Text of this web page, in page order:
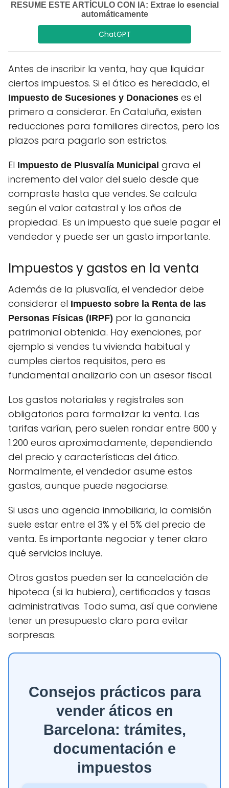
RESUME ESTE ARTÍCULO CON IA: Extrae lo esencial
automáticamente
ChatGPT
Antes de inscribir la venta, hay que liquidar
ciertos impuestos. Si el ático es heredado, el
Impuesto de Sucesiones y Donaciones es el
primero a considerar. En Cataluña, existen
reducciones para familiares directos, pero los
plazos para pagarlo son estrictos.
El Impuesto de Plusvalía Municipal grava el
incremento del valor del suelo desde que
compraste hasta que vendes. Se calcula
según el valor catastral y los años de
propiedad. Es un impuesto que suele pagar el
vendedor y puede ser un gasto importante.
Impuestos y gastos en la venta
Además de la plusvalía, el vendedor debe
considerar el Impuesto sobre la Renta de las
Personas Físicas (IRPF) por la ganancia
patrimonial obtenida. Hay exenciones, por
ejemplo si vendes tu vivienda habitual y
cumples ciertos requisitos, pero es
fundamental analizarlo con un asesor fiscal.
Los gastos notariales y registrales son
obligatorios para formalizar la venta. Las
tarifas varían, pero suelen rondar entre 600 y
1.200 euros aproximadamente, dependiendo
del precio y características del ático.
Normalmente, el vendedor asume estos
gastos, aunque puede negociarse.
Si usas una agencia inmobiliaria, la comisión
suele estar entre el 3% y el 5% del precio de
venta. Es importante negociar y tener claro
qué servicios incluye.
Otros gastos pueden ser la cancelación de
hipoteca (si la hubiera), certificados y tasas
administrativas. Todo suma, así que conviene
tener un presupuesto claro para evitar
sorpresas.
Consejos prácticos para
vender áticos en
Barcelona: trámites,
documentación e
impuestos